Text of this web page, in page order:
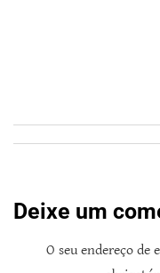
Deixe um
O seu endereço de